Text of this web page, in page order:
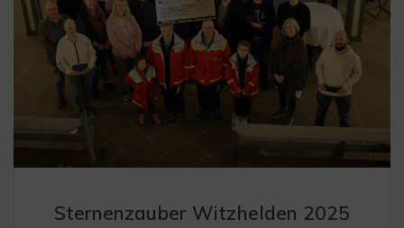
Sternenzauber Witzhelden 2025